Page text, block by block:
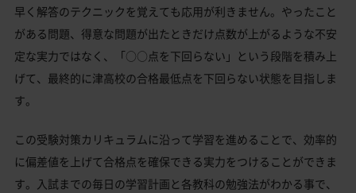
早く解答のテクニックを覚えても応用が利きません。やったこと
がある問題、得意な問題が出たときだけ点数が上がるような不安
定な実力ではなく、「○○点を下回らない」という段階を積み上
げて、最終的に津高校の合格最低点を下回らない状態を目指しま
す。
この受験対策カリキュラムに沿って学習を進めることで、効率的
に偏差値を上げて合格点を確保できる実力をつけることができま
す。入試までの毎日の学習計画と各教科の勉強法がわかる事で、